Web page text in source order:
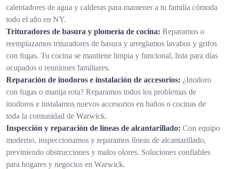
calentadores de agua y calderas para mantener a tu familia cómoda
todo el año en NY.
Trituradores de basura y plomería de cocina: Reparamos o
reemplazamos trituradores de basura y arreglamos lavabos y grifos
con fugas. Tu cocina se mantiene limpia y funcional, lista para días
ocupados o reuniones familiares.
Reparación de inodoros e instalación de accesorios: ¿Inodoro
con fugas o manija rota? Reparamos todos los problemas de
inodoros e instalamos nuevos accesorios en baños o cocinas de
toda la comunidad de Warwick.
Inspección y reparación de líneas de alcantarillado: Con equipo
moderno, inspeccionamos y reparamos líneas de alcantarillado,
previniendo obstrucciones y malos olores. Soluciones confiables
para hogares y negocios en Warwick.